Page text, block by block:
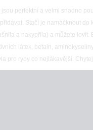
perfektní a velmi snadno
Stačí je namáčknout
a nakypřila) a můžete
látek, betain,
pro ryby co nejlákavější.